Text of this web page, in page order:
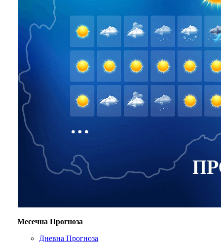
Месечна Прогноза
Дневна Прогноза